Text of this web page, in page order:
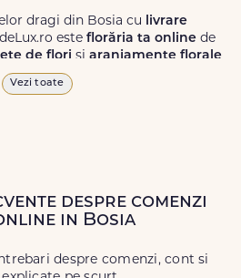
dragi din Bosia cu livrare
este florăria ta online de
de flori și aranjamente florale
Bosia și în toată România.
chiar și în weekend, pentru ca tu
atunci când ai nevoie.
Vezi toate
despre comenzi
in Bosia
despre comenzi, cont si